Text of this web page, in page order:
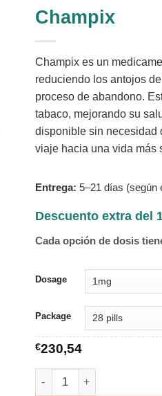
Champix
Champix es un
reduciendo los antojos
proceso de abandono.
tabaco, mejorando su
disponible sin necesidad
viaje hacia una vida más
Entrega: 5–21 días (según
Descuento extra del
Cada opción de dosis
Dosage
Package
€230,54
Champix cantidad